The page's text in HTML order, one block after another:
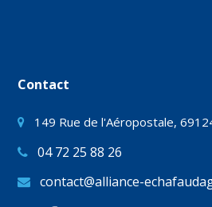
Contact
149 Rue de l'Aéropostale,
04 72 25 88 26
contact@alliance-